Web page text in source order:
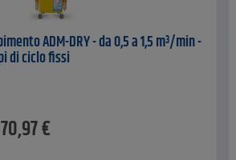
ADM-DRY - da 0,5 a 1,5 m³/min -
di ciclo fissi
€